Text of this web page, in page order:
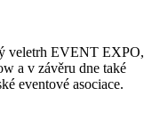
veletrh EVENT EXPO,
a v závěru dne také
eventové asociace.